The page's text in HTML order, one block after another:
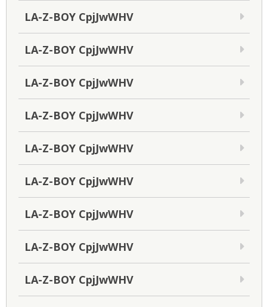
LA-Z-BOY CpjJwWHV
LA-Z-BOY CpjJwWHV
LA-Z-BOY CpjJwWHV
LA-Z-BOY CpjJwWHV
LA-Z-BOY CpjJwWHV
LA-Z-BOY CpjJwWHV
LA-Z-BOY CpjJwWHV
LA-Z-BOY CpjJwWHV
LA-Z-BOY CpjJwWHV